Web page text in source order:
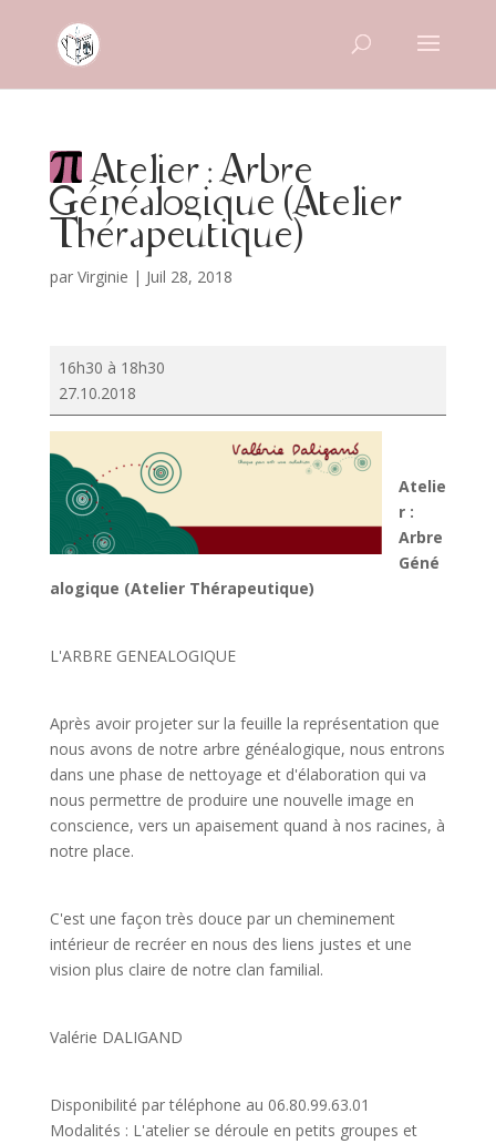
Atelier : Arbre
Généalogique (Atelier
Thérapeutique)
par Virginie | Juil 28, 2018
Atelier
Généalogique
(Atelier
Thérapeutique)
16h30 à 18h30
27.10.2018
Atelie
r :
Arbre
Géné
alogique (Atelier Thérapeutique)
L'ARBRE GENEALOGIQUE
Après avoir projeter sur la feuille la représentation que
nous avons de notre arbre généalogique, nous entrons
dans une phase de nettoyage et d'élaboration qui va
nous permettre de produire une nouvelle image en
conscience, vers un apaisement quand à nos racines, à
notre place.
C'est une façon très douce par un cheminement
intérieur de recréer en nous des liens justes et une
vision plus claire de notre clan familial.
Valérie DALIGAND
Disponibilité par téléphone au 06.80.99.63.01
Modalités : L'atelier se déroule en petits groupes et